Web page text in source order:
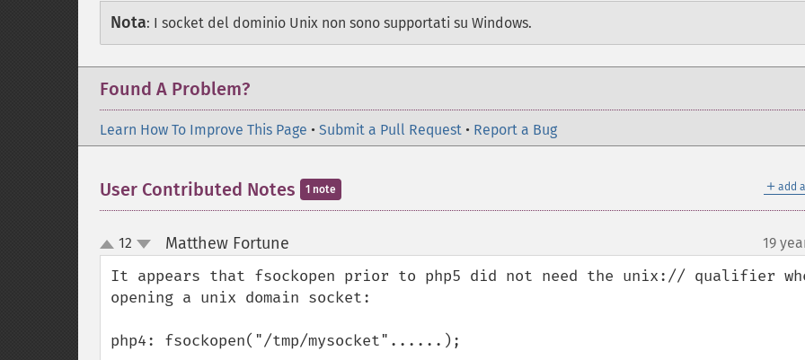
Nota: I socket del dominio Unix non sono supportati su Windows.
Found A Problem?
Learn How To Improve This Page • Submit a Pull Request • Report a Bug
＋ add
User Contributed Notes 1 note
up
down
12 Matthew Fortune 19
It appears that fsockopen prior to php5 did not need the unix:// qualifier
opening a unix domain socket:
php4: fsockopen("/tmp/mysocket"......);